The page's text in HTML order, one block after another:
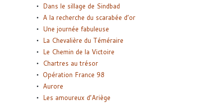
Dans le sillage de Sindbad
A la recherche du scarabée d’or
Une journée fabuleuse
La Chevalière du Téméraire
Le Chemin de la Victoire
Chartres au trésor
Opération France 98
Aurore
Les amoureux d’Ariège